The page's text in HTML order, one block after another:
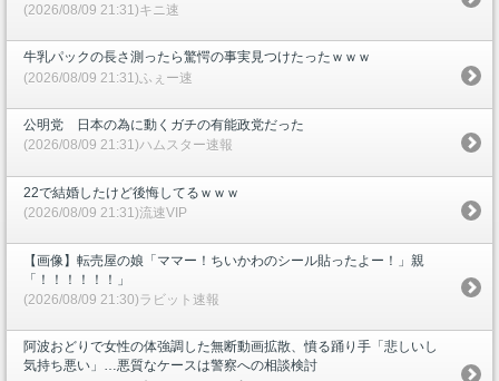
(2026/08/09 21:31)キニ速
牛乳パックの長さ測ったら驚愕の事実見つけたったｗｗｗ
(2026/08/09 21:31)ふぇー速
公明党 日本の為に動くガチの有能政党だった
(2026/08/09 21:31)ハムスター速報
22で結婚したけど後悔してるｗｗｗ
(2026/08/09 21:31)流速VIP
【画像】転売屋の娘「ママー！ちいかわのシール貼ったよー！」親
「！！！！！！」
(2026/08/09 21:30)ラビット速報
阿波おどりで女性の体強調した無断動画拡散、憤る踊り手「悲しいし
気持ち悪い」…悪質なケースは警察への相談検討